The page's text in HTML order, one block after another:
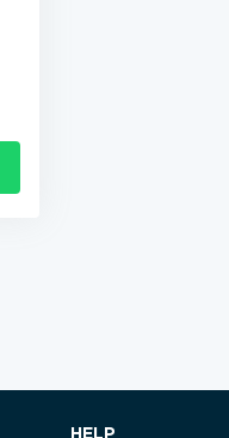
HELP